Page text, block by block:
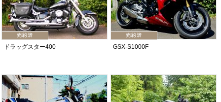
ドラッグスター400 GSX-S1000F